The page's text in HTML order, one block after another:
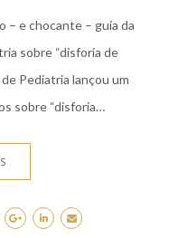
– e chocante – guia da
sobre “disforia de
Pediatria lançou um
sobre “disforia…